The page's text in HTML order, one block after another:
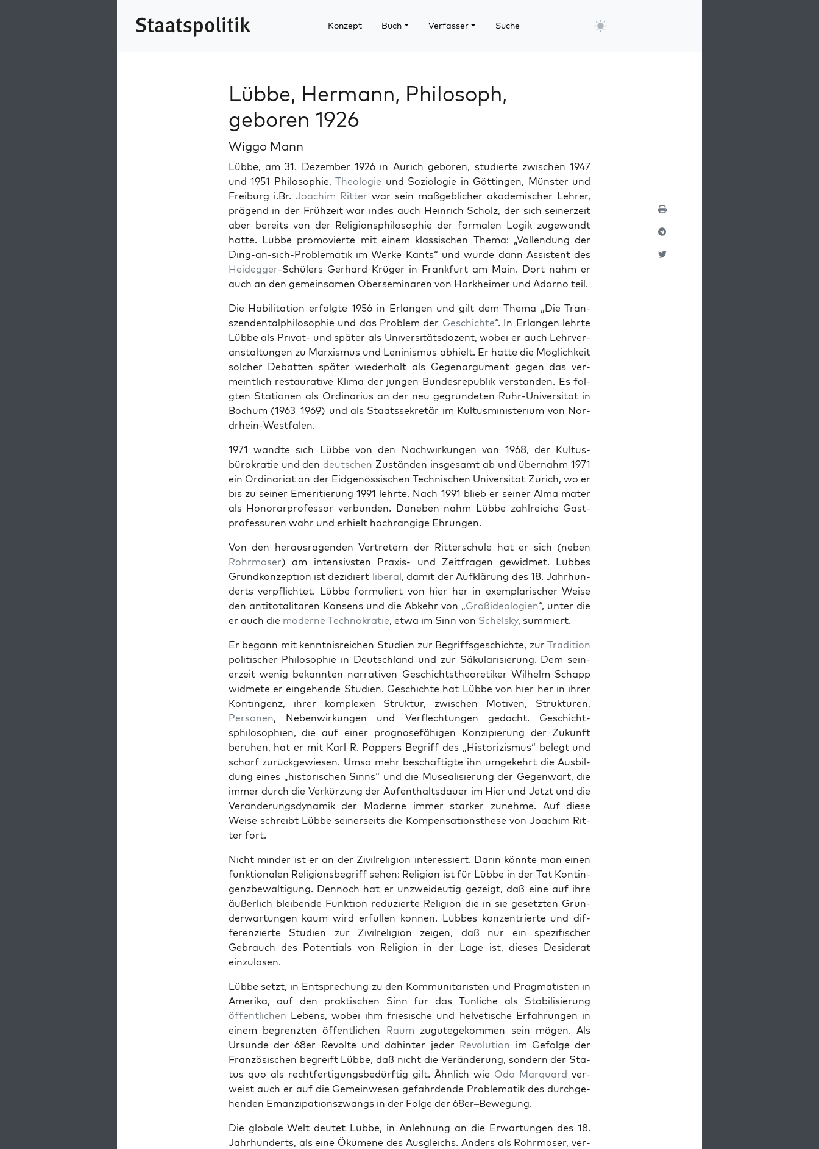
Konzept Buch Verfasser Suche
Lübbe, Hermann, Philosoph,
geboren 1926
Wiggo Mann
Lübbe, am 31. Dezem­ber 1926 in Aurich geboren, studierte zwis­chen 1947
und 1951 Philoso­phie,The­olo­gie und Sozi­olo­gie in Göt­tin­gen, Mün­ster und
Freiburg i.Br. Joachim Rit­ter war sein maßge­blich­er akademis­ch­er Lehrer,
prä­gend in der Frühzeit war indes auch Hein­rich Scholz, der sich sein­erzeit
aber bere­its von der Reli­gion­sphiloso­phie der for­malen Logik zuge­wandt
hat­te. Lübbe pro­movierte mit einem klas­sis­chen The­ma: „Vol­len­dung der
Ding-an-sich-Prob­lematik im Werke Kants“ und wurde dann Assis­tent des
Hei­deg­ger-Schülers Ger­hard Krüger in Frank­furt am Main. Dort nahm er
auch an den gemein­samen Obersem­inaren von Horkheimer und Adorno teil.
Die Habil­i­ta­tion erfol­gte 1956 in Erlan­gen und gilt dem The­ma „Die Tran­
szen­den­tal­philoso­phie und das Prob­lem der Geschichte“. In Erlan­gen lehrte
Lübbe als Pri­vat- und später als Uni­ver­sitäts­dozent, wobei er auch Lehrver­
anstal­tun­gen zu Marx­is­mus und Lenin­is­mus abhielt. Er hat­te die Möglichkeit
solch­er Debat­ten später wieder­holt als Gege­nar­gu­ment gegen das ver­
meintlich restau­ra­tive Kli­ma der jun­gen Bun­desre­pub­lik ver­standen. Es fol­
gten Sta­tio­nen als Ordi­nar­ius an der neu gegrün­de­ten Ruhr-Uni­ver­sität in
Bochum (1963–1969) und als Staatssekretär im Kul­tus­min­is­teri­um von Nor­
drhein-West­falen.
1971 wandte sich Lübbe von den Nach­wirkun­gen von 1968, der Kul­tus­
bürokratie und den deutschen Zustän­den ins­ge­samt ab und über­nahm 1971
ein Ordi­nar­i­at an der Eid­genös­sis­chen Tech­nis­chen Uni­ver­sität Zürich, wo er
bis zu sein­er Emer­i­tierung 1991 lehrte. Nach 1991 blieb er sein­er Alma mater
als Hon­o­rarpro­fes­sor ver­bun­den. Daneben nahm Lübbe zahlre­iche Gast­
pro­fes­suren wahr und erhielt hochrangige Ehrun­gen.
Von den her­aus­ra­gen­den Vertretern der Rit­ter­schule hat er sich (neben
Rohrmoser) am inten­sivsten Prax­is- und Zeit­fra­gen gewid­met. Lübbes
Grund­konzep­tion ist dezi­diert lib­er­al, damit der Aufk­lärung des 18. Jahrhun­
derts verpflichtet. Lübbe for­muliert von hier her in exem­plar­isch­er Weise
den anti­to­tal­itären Kon­sens und die Abkehr von „Großide­olo­gien“, unter die
er auch die mod­erne Tech­nokratie, etwa im Sinn von Schel­sky, sum­miert.
Er begann mit ken­nt­nis­re­ichen Stu­di­en zur Begriff­s­geschichte, zurTra­di­tion
poli­tis­ch­er Philoso­phie in Deutsch­land und zur Säku­lar­isierung. Dem sein­
erzeit wenig bekan­nten nar­ra­tiv­en Geschicht­s­the­o­retik­er Wil­helm Schapp
wid­mete er einge­hende Stu­di­en. Geschichte hat Lübbe von hier her in ihrer
Kontin­genz, ihrer kom­plex­en Struk­tur, zwis­chen Motiv­en, Struk­turen,
Per­so­n­en, Neben­wirkun­gen und Ver­flech­tun­gen gedacht. Geschicht­
sphiloso­phien, die auf ein­er prog­nose­fähi­gen Konzip­ierung der Zukun­ft
beruhen, hat er mit Karl R. Pop­pers Begriff des „His­tor­izis­mus“ belegt und
scharf zurück­gewiesen. Umso mehr beschäftigte ihn umgekehrt die Aus­bil­
dung eines „his­torischen Sinns“ und die Muse­al­isierung der Gegen­wart, die
immer durch die Verkürzung der Aufen­thalts­dauer im Hier und Jet­zt und die
Verän­derungs­dy­namik der Mod­erne immer stärk­er zunehme. Auf diese
Weise schreibt Lübbe sein­er­seits die Kom­pen­sa­tion­s­these von Joachim Rit­
ter fort.
Nicht min­der ist er an der Zivil­re­li­gion inter­essiert. Darin kön­nte man einen
funk­tionalen Reli­gions­be­griff sehen: Reli­gion ist für Lübbe in der Tat Kontin­
genzbe­wäl­ti­gung. Den­noch hat er unzwei­deutig gezeigt, daß eine auf ihre
äußer­lich bleibende Funk­tion reduzierte Reli­gion die in sie geset­zten Grun­
der­wartun­gen kaum wird erfüllen kön­nen. Lübbes konzen­tri­erte und dif­
feren­zierte Stu­di­en zur Zivil­re­li­gion zeigen, daß nur ein spez­i­fis­ch­er
Gebrauch des Poten­tials von Reli­gion in der Lage ist, dieses Desider­at
einzulösen.
Lübbe set­zt, in Entsprechung zu den Kom­mu­ni­taris­ten und Prag­ma­tis­ten in
Ameri­ka, auf den prak­tis­chen Sinn für das Tun­liche als Sta­bil­isierung
öffentlichen Lebens, wobei ihm friesis­che und hel­vetis­che Erfahrun­gen in
einem begren­zten öffentlichen Raum zugutegekom­men sein mögen. Als
Ursünde der 68er Revolte und dahin­ter jed­er Rev­o­lu­tion im Gefolge der
Franzö­sis­chen begreift Lübbe, daß nicht die Verän­derung, son­dern der Sta­
tus quo als recht­fer­ti­gungs­bedürftig gilt. Ähn­lich wie Odo Mar­quard ver­
weist auch er auf die Gemein­we­sen gefährdende Prob­lematik des durchge­
hen­den Emanzi­pa­tion­szwangs in der Folge der 68er–Bewegung.
Die glob­ale Welt deutet Lübbe, in Anlehnung an die Erwartun­gen des 18.
Jahrhun­derts, als eine Ökumene des Aus­gle­ichs. Anders als Rohrmoser, ver­